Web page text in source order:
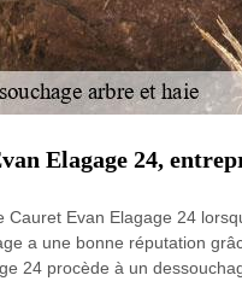
Elagage 24,
Evan Elagage 24
a une bonne réputation
24 procède à un